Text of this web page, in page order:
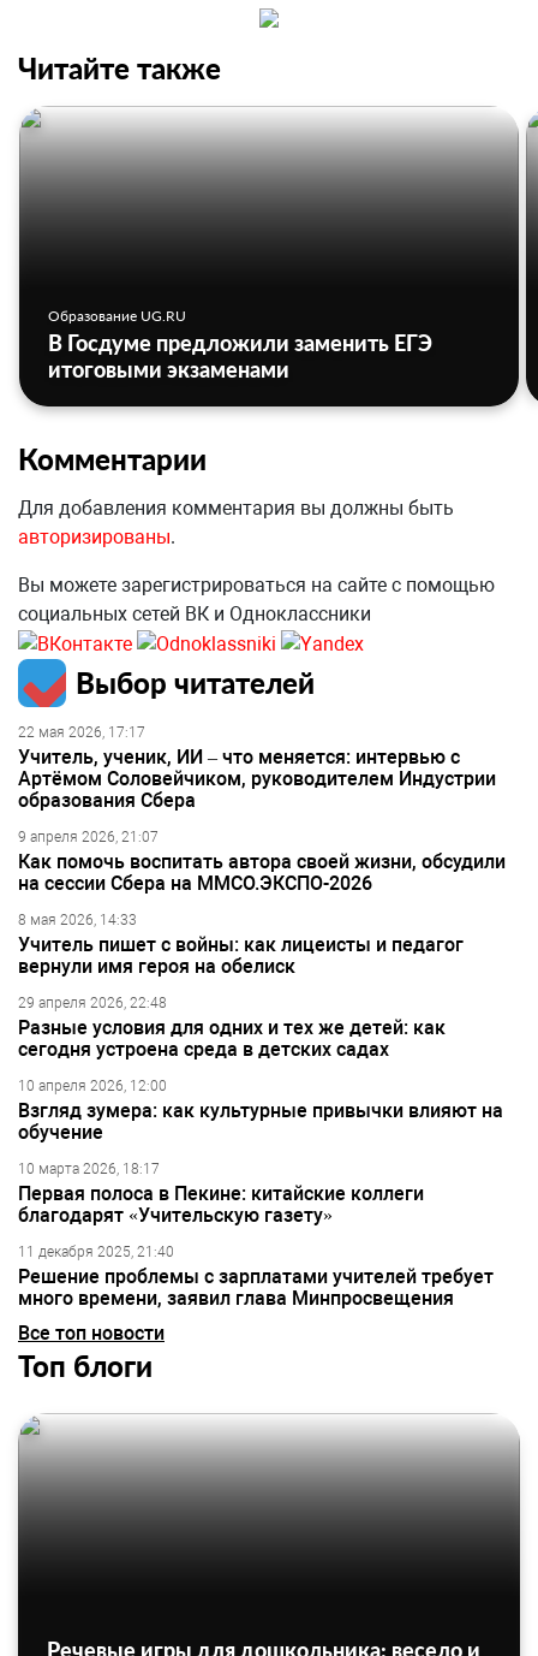
Читайте также
Образование UG.RU
В Госдуме предложили заменить ЕГЭ
итоговыми экзаменами
Комментарии
Для добавления комментария вы должны быть
авторизированы.
Вы можете зарегистрироваться на сайте с помощью
социальных сетей ВК и Одноклассники
Выбор читателей
22 мая 2026, 17:17
Учитель, ученик, ИИ – что меняется: интервью с
Артёмом Соловейчиком, руководителем Индустрии
образования Сбера
9 апреля 2026, 21:07
Как помочь воспитать автора своей жизни, обсудили
на сессии Сбера на ММСО.ЭКСПО-2026
8 мая 2026, 14:33
Учитель пишет с войны: как лицеисты и педагог
вернули имя героя на обелиск
29 апреля 2026, 22:48
Разные условия для одних и тех же детей: как
сегодня устроена среда в детских садах
10 апреля 2026, 12:00
Взгляд зумера: как культурные привычки влияют на
обучение
10 марта 2026, 18:17
Первая полоса в Пекине: китайские коллеги
благодарят «Учительскую газету»
11 декабря 2025, 21:40
Решение проблемы с зарплатами учителей требует
много времени, заявил глава Минпросвещения
Все топ новости
Топ блоги
Речевые игры для дошкольника: весело и